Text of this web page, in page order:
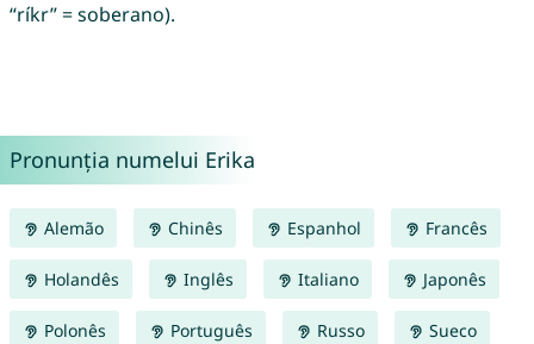
“ríkr” = soberano).
Pronunția numelui Erika
Alemão Chinês Espanhol Francês
Holandês Inglês Italiano Japonês
Polonês Português Russo Sueco